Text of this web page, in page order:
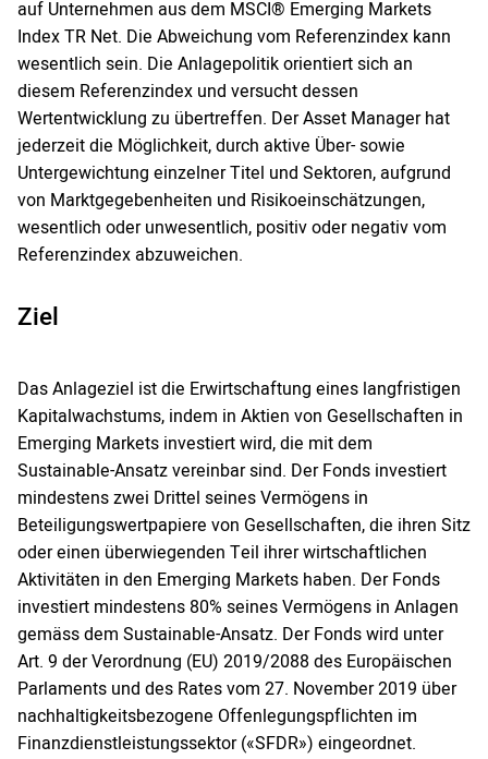
auf Unternehmen aus dem MSCI® Emerging Markets
Index TR Net. Die Abweichung vom Referenzindex kann
wesentlich sein. Die Anlagepolitik orientiert sich an
diesem Referenzindex und versucht dessen
Wertentwicklung zu übertreffen. Der Asset Manager hat
jederzeit die Möglichkeit, durch aktive Über- sowie
Untergewichtung einzelner Titel und Sektoren, aufgrund
von Marktgegebenheiten und Risikoeinschätzungen,
wesentlich oder unwesentlich, positiv oder negativ vom
Referenzindex abzuweichen.
Ziel
Das Anlageziel ist die Erwirtschaftung eines langfristigen
Kapitalwachstums, indem in Aktien von Gesellschaften in
Emerging Markets investiert wird, die mit dem
Sustainable-Ansatz vereinbar sind. Der Fonds investiert
mindestens zwei Drittel seines Vermögens in
Beteiligungswertpapiere von Gesellschaften, die ihren Sitz
oder einen überwiegenden Teil ihrer wirtschaftlichen
Aktivitäten in den Emerging Markets haben. Der Fonds
investiert mindestens 80% seines Vermögens in Anlagen
gemäss dem Sustainable-Ansatz. Der Fonds wird unter
Art. 9 der Verordnung (EU) 2019/2088 des Europäischen
Parlaments und des Rates vom 27. November 2019 über
nachhaltigkeitsbezogene Offenlegungspflichten im
Finanzdienstleistungssektor («SFDR») eingeordnet.